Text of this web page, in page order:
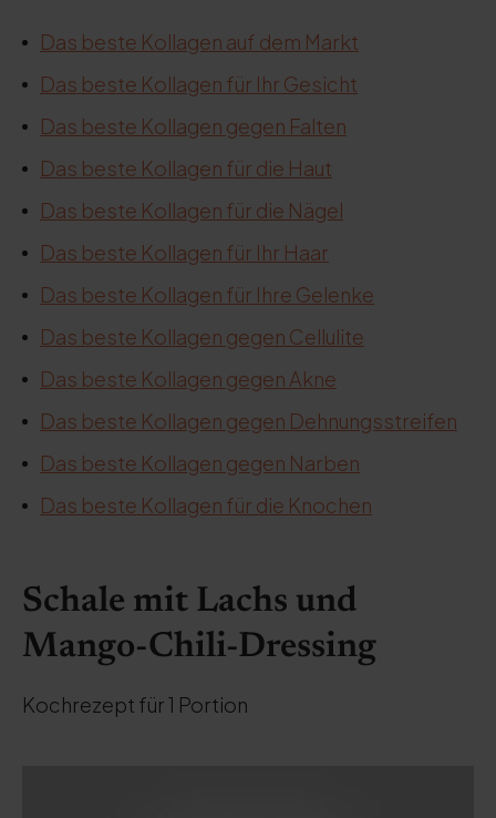
Das beste Kollagen auf dem Markt
Das beste Kollagen für Ihr Gesicht
Das beste Kollagen gegen Falten
Das beste Kollagen für die Haut
Das beste Kollagen für die Nägel
Das beste Kollagen für Ihr Haar
Das beste Kollagen für Ihre Gelenke
Das beste Kollagen gegen Cellulite
Das beste Kollagen gegen Akne
Das beste Kollagen gegen Dehnungsstreifen
Das beste Kollagen gegen Narben
Das beste Kollagen für die Knochen
Schale mit Lachs und
Mango-Chili-Dressing
Kochrezept für 1 Portion